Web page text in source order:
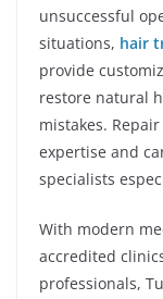
unsuccessful
situations, hair
provide
restore natural
mistakes.
expertise and
specialists
With modern
accredited
professionals,